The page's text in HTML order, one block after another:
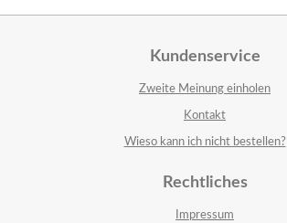
Kundenservice
Zweite Meinung einholen
Kontakt
Wieso kann ich nicht bestellen?
Rechtliches
Impressum